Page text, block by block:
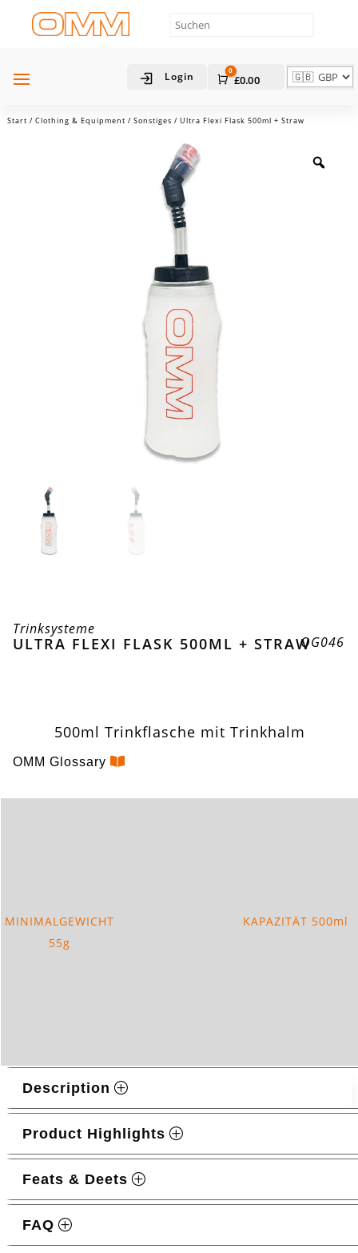
Login Warenkorb
0
£0.00
Start / Clothing & Equipment / Sonstiges / Ultra Flexi Flask 500ml + Straw
Trinksysteme
ULTRA FLEXI FLASK 500ML + STRAWOG046
500ml Trinkflasche mit Trinkhalm
OMM Glossary
MINIMALGEWICHT
55g
KAPAZITÄT 500ml
Description
Product Highlights
Feats & Deets
FAQ
Ähnliche Produkte